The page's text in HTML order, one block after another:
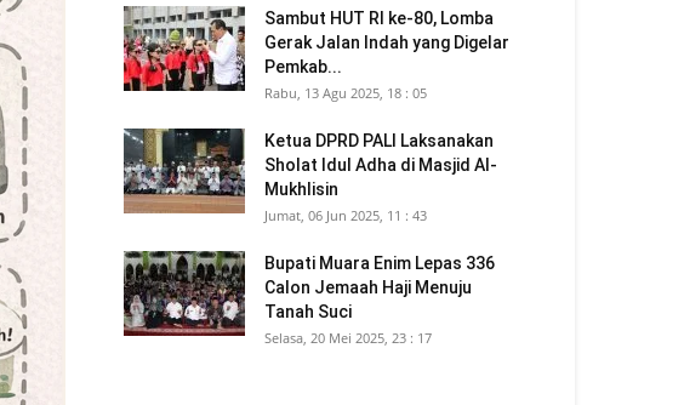
Sambut HUT RI ke-80, Lomba
Gerak Jalan Indah yang Digelar
Pemkab...
Rabu, 13 Agu 2025, 18 : 05
Ketua DPRD PALI Laksanakan
Sholat Idul Adha di Masjid Al-
Mukhlisin
Jumat, 06 Jun 2025, 11 : 43
Bupati Muara Enim Lepas 336
Calon Jemaah Haji Menuju
Tanah Suci
Selasa, 20 Mei 2025, 23 : 17